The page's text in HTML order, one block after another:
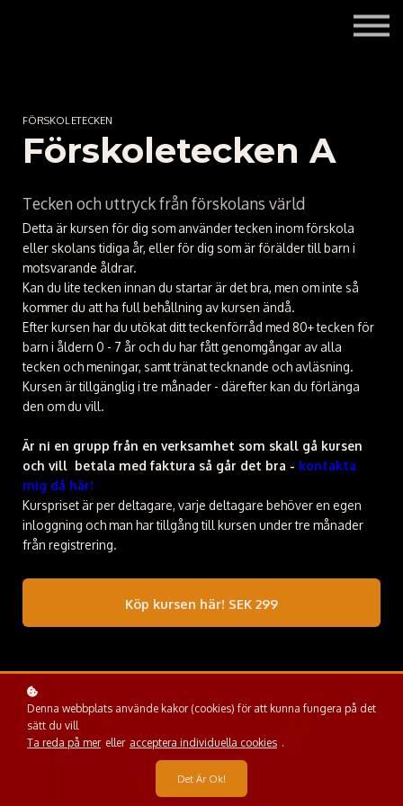
Registrera dig gratis
FÖRSKOLETECKEN
Förskoletecken A
Tecken och uttryck från förskolans värld
Detta är kursen för dig som använder tecken inom förskola
eller skolans tidiga år, eller för dig som är förälder till barn i
motsvarande åldrar.
Kan du lite tecken innan du startar är det bra, men om inte så
kommer du att ha full behållning av kursen ändå.
Efter kursen har du utökat ditt teckenförråd med 80+ tecken för
barn i åldern 0 - 7 år och du har fått genomgångar av alla
tecken och meningar, samt tränat tecknande och avläsning.
Kursen är tillgänglig i tre månader - därefter kan du förlänga
den om du vill.
Är ni en grupp från en verksamhet som skall gå kursen
och vill betala med faktura så går det bra - kontakta
mig då här!
Kurspriset är per deltagare, varje deltagare behöver en egen
inloggning och man har tillgång till kursen under tre månader
från registrering.
Köp kursen här! SEK 299
Denna webbplats använde kakor (cookies) för att kunna fungera på det
sätt du vill
Ta reda på mer eller acceptera individuella cookies .
Det Är Ok!